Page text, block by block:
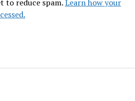
to reduce spam.Learn how your